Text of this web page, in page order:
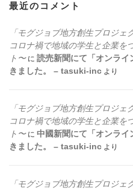
最近のコメント
「モグジョブ地方創生プロジ
コロナ禍で地域の学生と企業を
ト〜に 読売新聞にて「オンラ
きました。 – tasuki-inc より
「モグジョブ地方創生プロジ
コロナ禍で地域の学生と企業を
ト〜に 中國新聞にて「オンラ
きました。 – tasuki-inc より
「モグジョブ地方創生プロジ